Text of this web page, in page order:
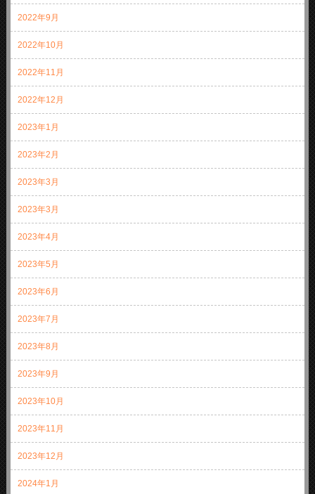
2022年9月
2022年10月
2022年11月
2022年12月
2023年1月
2023年2月
2023年3月
2023年3月
2023年4月
2023年5月
2023年6月
2023年7月
2023年8月
2023年9月
2023年10月
2023年11月
2023年12月
2024年1月